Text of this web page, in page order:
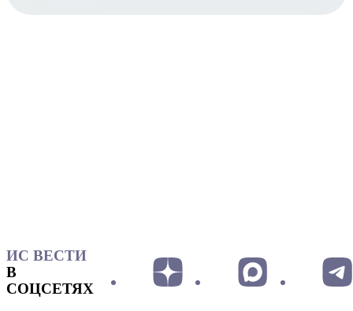
ИС ВЕСТИ
В
СОЦСЕТЯХ